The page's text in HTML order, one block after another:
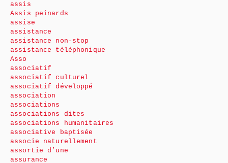
assis
Assis peinards
assise
assistance
assistance non-stop
assistance téléphonique
Asso
associatif
associatif culturel
associatif développé
association
associations
associations dites
associations humanitaires
associative baptisée
associe naturellement
assortie d’une
assurance